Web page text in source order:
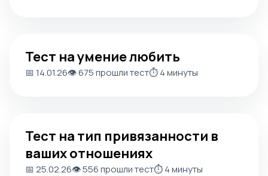
Тест на умение любить
📅 14.01.26👁️ 675 прошли тест⏱️ 4 минуты
Тест на тип привязанности в
ваших отношениях
📅 25.02.26👁️ 556 прошли тест⏱️ 4 минуты